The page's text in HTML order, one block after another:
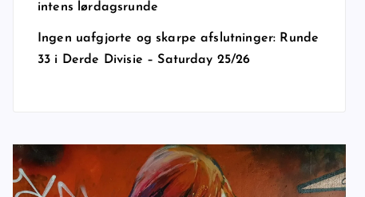
intens lørdagsrunde
Ingen uafgjorte og skarpe afslutninger: Runde
33 i Derde Divisie – Saturday 25/26